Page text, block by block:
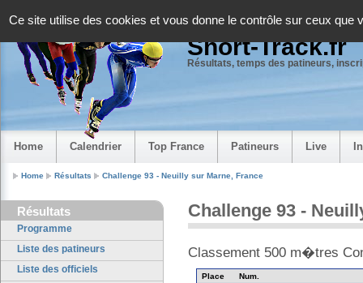
Ce site utilise des cookies et vous donne le contrôle sur ceux que
Short-Track.fr
Résultats, temps des patineurs,
Home Calendrier Top France Patineurs Live
Home Résultats Challenge 93 - Neuilly sur Marne, France
Résultats
Programme
Liste des patineurs
Liste des officiels
Challenge 93 -
Classement 500 m�tres
Place
Num.